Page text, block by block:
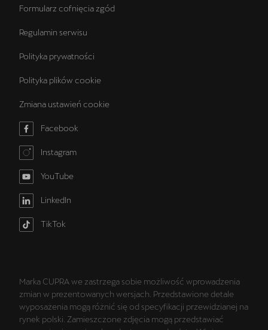
Formularz cofnięcia zgód
Regulamin serwisu
Polityka prywatności
Polityka plików cookie
Zmiana ustawień cookie
Facebook
Instagram
YouTube
LinkedIn
TikTok
Marka CUPRA we zastrzega sobie możliwość wprowadzenia
zmian w prezentowanych wersjach. Przedstawione detale
wyposażenia mogą różnić się od specyfikacji przewidzianej na
rynek polski. Zamieszczone zdjęcia mogą przedstawiać